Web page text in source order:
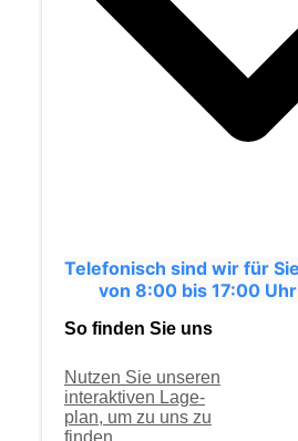
Telefonisch sind wir für
von 8:00 bis 17:00
So finden Sie uns
Nutzen Sie unseren
interaktiven La­ge­
plan, um zu uns zu
finden